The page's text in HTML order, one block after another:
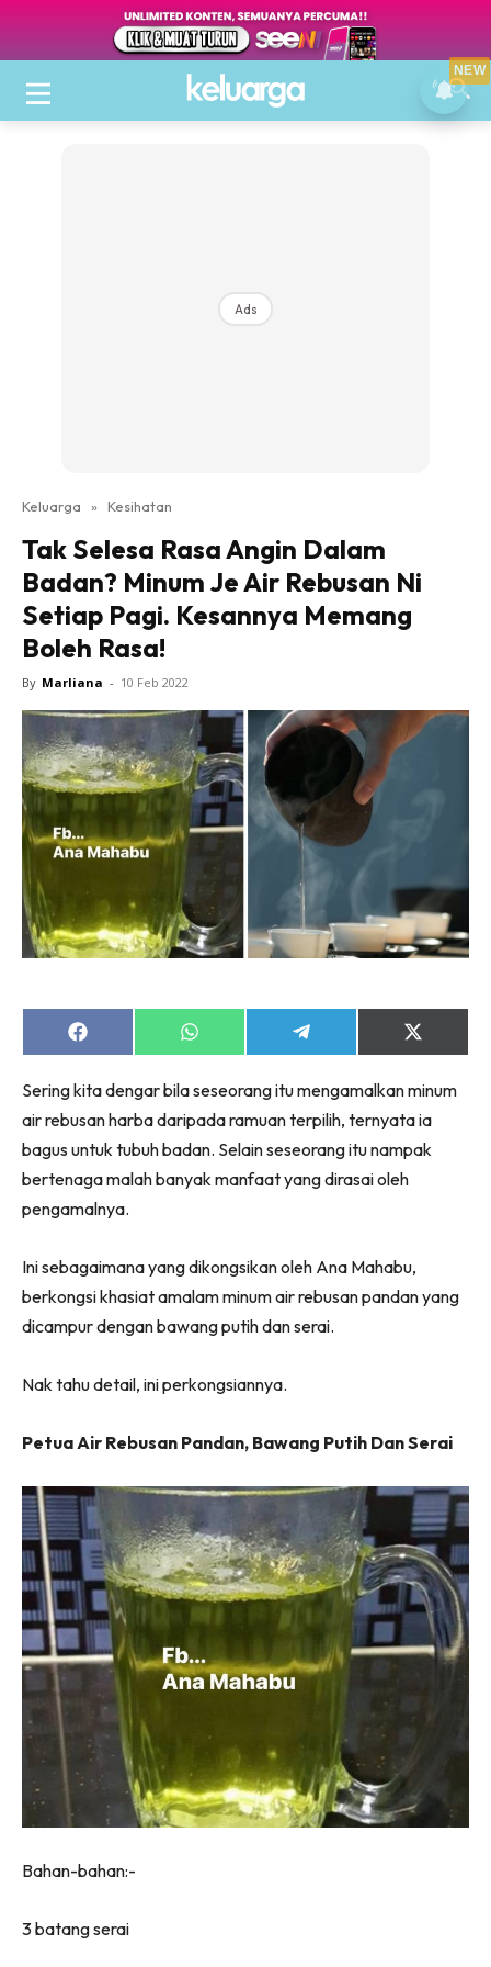
Ads
Keluarga » Kesihatan
Tak Selesa Rasa Angin Dalam
Badan? Minum Je Air Rebusan Ni
Setiap Pagi. Kesannya Memang
Boleh Rasa!
By Marliana - 10 Feb 2022
Share
on
Share
on
Share
on
Share
on
(Twitter)
Sering kita dengar bila seseorang itu mengamalkan minum
air rebusan harba daripada ramuan terpilih, ternyata ia
bagus untuk tubuh badan. Selain seseorang itu nampak
bertenaga malah banyak manfaat yang dirasai oleh
pengamalnya.
Ini sebagaimana yang dikongsikan oleh Ana Mahabu,
berkongsi khasiat amalam minum air rebusan pandan yang
dicampur dengan bawang putih dan serai.
Nak tahu detail, ini perkongsiannya.
Petua Air Rebusan Pandan, Bawang Putih Dan Serai
Bahan-bahan:-
3 batang serai
NEW